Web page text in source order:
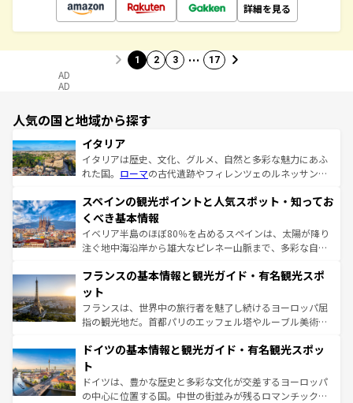
詳細を見る
1 2 3 … 17
AD
AD
人気の国と地域から探す
イタリア
イタリアは歴史、文化、グルメ、自然と多彩な魅力にあふ
れた国。 ローマの古代遺跡やフィレンツェのルネッサンス
ろん、トスカーナの美しい田園風景やアマルフィ海岸の絶
景など、自然景観も見逃せない。観光の合間には、本場の
ピザやパスタなど、絶品のイタリア料理を堪能することも
できる。朝目覚めてから夜眠るまで、すべての瞬間を楽し
なお、新着のイタリア情報はコンテンツ一覧を参照してほ
しい。
スペインの観光ポイントと人気スポット・知ってお
くべき基本情報
イベリア半島のほぼ80％を占めるスペインは、太陽が降り
注ぐ地中海沿岸から雄大なピレネー山脈まで、多彩な自然
文化が根付くこの国では、情熱的なフラメンコ、熱気あふ
れる闘牛、そして美味しいタパスが生活の一部となってい
る。首都マドリードの洗練された雰囲気や、バルセロナの
アートに溢れた街角から、地方では古代ローマ遺跡や中世
せる。地方によって風土や気候が異なるスペインはその個
ンテンツ一覧 を参照してほしい。
フランスの基本情報と観光ガイド・有名観光スポ
ット
フランスは、世界中の旅行者を魅了し続けるヨーロッパ屈
指の観光地だ。首都パリのエッフェル塔やルーブル美術館
で、幅広い魅力が詰まっている。華麗な宮殿、歴史的な大
聖堂、美しいビーチ、そして豊かな自然が、訪れる者を心
から魅了する。また、フランスは美食の国としても知ら
れ、フランス料理はユネスコ無形文化遺産にも登録されて
ドイツの基本情報と観光ガイド・有名観光スポッ
ト
ドイツは、豊かな歴史と多彩な文化が交差するヨーロッパ
の中心に位置する国。中世の街並みが残るロマンチック街